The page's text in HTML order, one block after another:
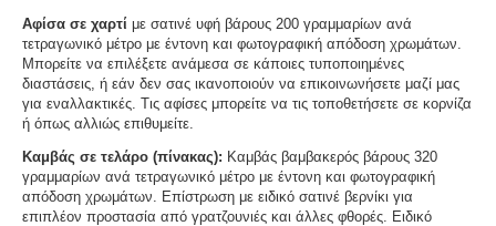
Αφίσα σε χαρτί με σατινέ υφή βάρους 200 γραμμαρίων ανά
τετραγωνικό μέτρο με έντονη και φωτογραφική απόδοση χρωμάτων.
Μπορείτε να επιλέξετε ανάμεσα σε κάποιες τυποποιημένες
διαστάσεις, ή εάν δεν σας ικανοποιούν να επικοινωνήσετε μαζί μας
για εναλλακτικές. Τις αφίσες μπορείτε να τις τοποθετήσετε σε κορνίζα
ή όπως αλλιώς επιθυμείτε.
Καμβάς σε τελάρο (πίνακας): Καμβάς βαμβακερός βάρους 320
γραμμαρίων ανά τετραγωνικό μέτρο με έντονη και φωτογραφική
απόδοση χρωμάτων. Επίστρωση με ειδικό σατινέ βερνίκι για
επιπλέον προστασία από γρατζουνιές και άλλες φθορές. Ειδικό